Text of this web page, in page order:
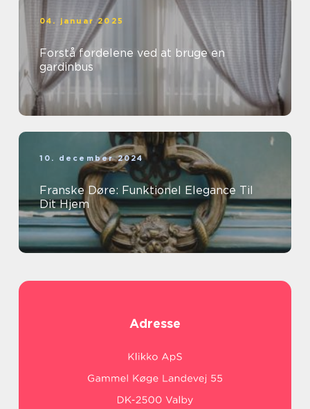
04. januar 2025
Forstå fordelene ved at bruge en
gardinbus
10. december 2024
Franske Døre: Funktionel Elegance Til
Dit Hjem
Adresse